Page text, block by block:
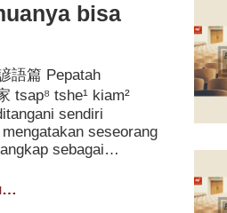
bisa
sendiri
seseorang
sebagai
kecil hingga
ditangani sendiri.